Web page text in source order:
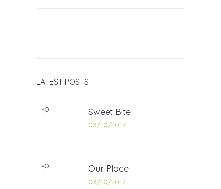
LATEST POSTS
Sweet Bite
03/10/2017
Our Place
03/10/2017